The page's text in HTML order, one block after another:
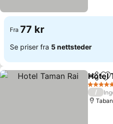
Fra 77 kr
Se priser fra 5 nettsteder
Del
Hotel
5
/